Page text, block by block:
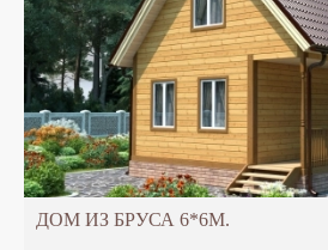
ДОМ ИЗ БРУСА 6*6М.